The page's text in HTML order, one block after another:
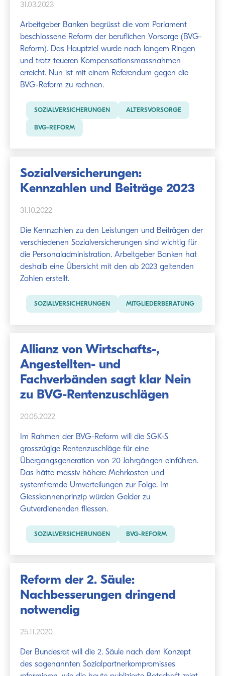
31.03.2023
Arbeitgeber Banken begrüsst die vom Parlament
beschlossene Reform der beruflichen Vorsorge (BVG-
Reform). Das Hauptziel wurde nach langem Ringen
und trotz teueren Kompensationsmassnahmen
erreicht. Nun ist mit einem Referendum gegen die
BVG-Reform zu rechnen.
SOZIALVERSICHERUNGEN ALTERSVORSORGE
BVG-REFORM
Sozialversicherungen:
Kennzahlen und Beiträge 2023
31.10.2022
Die Kennzahlen zu den Leistungen und Beiträgen der
verschiedenen Sozialversicherungen sind wichtig für
die Personaladministration. Arbeitgeber Banken hat
deshalb eine Übersicht mit den ab 2023 geltenden
Zahlen erstellt.
SOZIALVERSICHERUNGEN MITGLIEDERBERATUNG
Allianz von Wirtschafts-,
Angestellten- und
Fachverbänden sagt klar Nein
zu BVG-Rentenzuschlägen
20.05.2022
Im Rahmen der BVG-Reform will die SGK-S
grosszügige Rentenzuschläge für eine
Übergangsgeneration von 20 Jahrgängen einführen.
Das hätte massiv höhere Mehrkosten und
systemfremde Umverteilungen zur Folge. Im
Giesskannenprinzip würden Gelder zu
Gutverdienenden fliessen.
SOZIALVERSICHERUNGEN BVG-REFORM
Reform der 2. Säule:
Nachbesserungen dringend
notwendig
25.11.2020
Der Bundesrat will die 2. Säule nach dem Konzept
des sogenannten Sozialpartnerkompromisses